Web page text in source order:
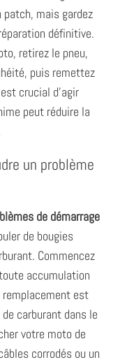
mais gardez
définitive.
retirez le pneu,
puis remettez
crucial d’agir
peut réduire la
un problème
de démarrage
de bougies
Commencez
accumulation
est
carburant dans le
votre moto de
corrodés ou un